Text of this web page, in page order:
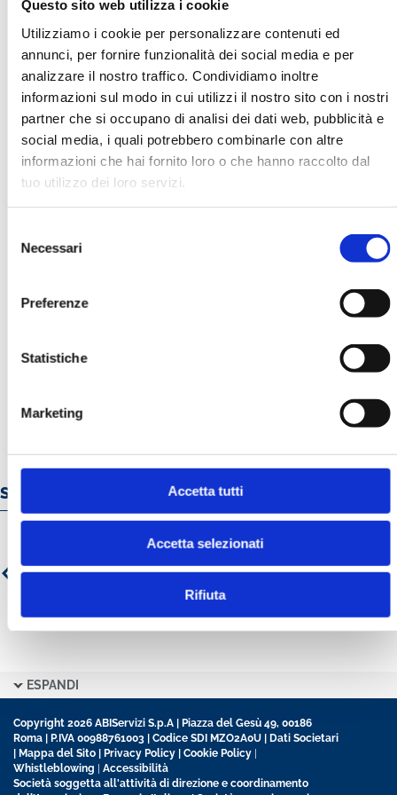
Questo sito web utilizza i cookie
Utilizziamo i cookie per personalizzare contenuti ed
annunci, per fornire funzionalità dei social media e per
analizzare il nostro traffico. Condividiamo inoltre
informazioni sul modo in cui utilizzi il nostro sito con i nostri
partner che si occupano di analisi dei dati web, pubblicità e
social media, i quali potrebbero combinarle con altre
informazioni che hai fornito loro o che hanno raccolto dal
tuo utilizzo dei loro servizi.
delNecessari
Preferenze
Statistiche
Marketing
Accetta tutti
Accetta selezionati
Rifiuta
Alessandra Stabilini
Ha pubblicato con noi
GUIDA CRITICA ALLA
Servizi e prodotti online
ESPANDI
Copyright 2026 ABIServizi S.p.A | Piazza del Gesù 49, 00186
Roma | P.IVA 00988761003 | Codice SDI MZO2A0U |
Dati Societari
Mappa del Sito Privacy Policy Cookie Policy
Whistleblowing
Accessibilità
Società soggetta all'attività di direzione e coordinamento